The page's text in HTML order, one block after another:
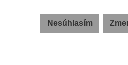
Nesúhlasím